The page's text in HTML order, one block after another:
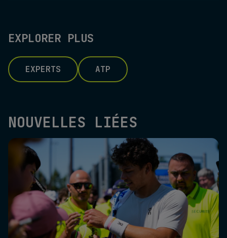
EXPLORER PLUS
EXPERTS ATP
NOUVELLES LIÉES